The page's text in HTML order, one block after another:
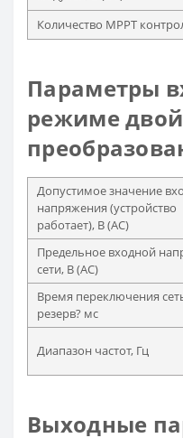
Количество MPPT
Параметры
режиме
Допустимое значение
напряжения (устройство
работает), В (AC)
Предельное входной
сети, В (AC)
Время переключения
резерв? мс
Диапазон частот, Гц
Выходные